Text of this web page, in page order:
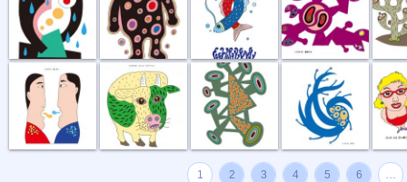
話し合い オハヨーゴザ... 噂の出所 風祭り ハイ
1 2 3 4 5 6 …